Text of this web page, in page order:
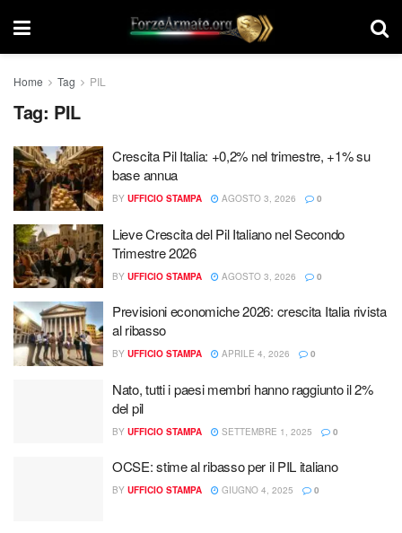
Home Tag PIL
Tag: PIL
Crescita Pil Italia: +0,2% nel trimestre, +1% su
base annua
BY UFFICIO STAMPA AGOSTO 3, 2026 0
Lieve Crescita del Pil Italiano nel Secondo
Trimestre 2026
BY UFFICIO STAMPA AGOSTO 3, 2026 0
Previsioni economiche 2026: crescita Italia rivista
al ribasso
BY UFFICIO STAMPA APRILE 4, 2026 0
Nato, tutti i paesi membri hanno raggiunto il 2%
del pil
BY UFFICIO STAMPA SETTEMBRE 1, 2025 0
OCSE: stime al ribasso per il PIL italiano
BY UFFICIO STAMPA GIUGNO 4, 2025 0